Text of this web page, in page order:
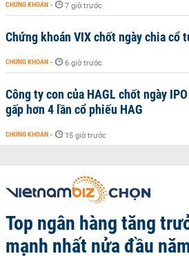
CHỨNG KHOÁN - 7 giờ trước
Chứng khoán VIX chốt ngày chia cổ
CHỨNG KHOÁN - 6 giờ trước
Công ty con của HAGL chốt ngày
gấp hơn 4 lần cổ phiếu HAG
CHỨNG KHOÁN - 15 giờ trước
Top ngân hàng tăng
mạnh nhất nửa đầu